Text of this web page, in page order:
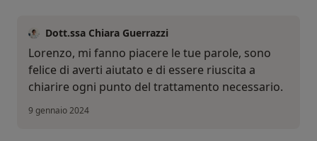
Dott.ssa Chiara Guerrazzi
Lorenzo, mi fanno piacere le tue parole, sono
felice di averti aiutato e di essere riuscita a
chiarire ogni punto del trattamento necessario.
9 gennaio 2024